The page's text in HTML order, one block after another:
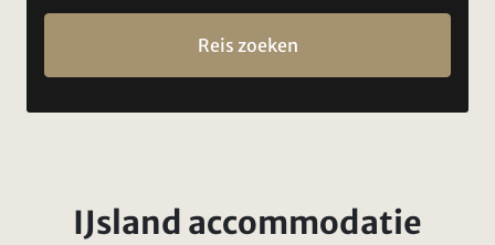
Reis zoeken
IJsland accommodatie